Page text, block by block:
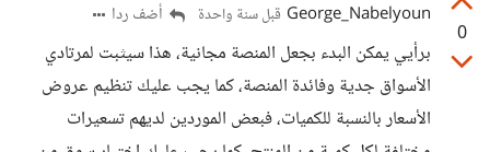
0
George_Nabelyoun قبل سنة واحدة أضف ردا
برأيي يمكن البدء بجعل المنصة مجانية، هذا سيثبت لمرتادي
الأسواق جدية وفائدة المنصة، كما يجب عليك تنظيم عروض
الأسعار بالنسبة للكميات، فبعض الموردين لديهم تسعيرات